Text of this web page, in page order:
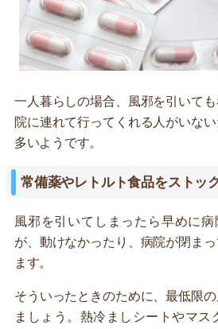
一人暮らしの場合、風邪を引いて
院に連れて行ってくれる人がいな
多いようです。
常備薬やレトルト食品をストッ
風邪を引いてしまったら早めに
が、動けなかったり、病院が閉ま
ます。
そういったときのために、最低限
ましょう。熱冷ましシートやマス